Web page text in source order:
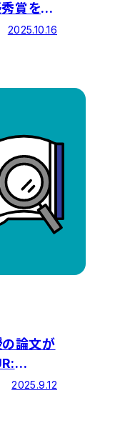
賞を受
2025.10.16
論文が
2025.9.12